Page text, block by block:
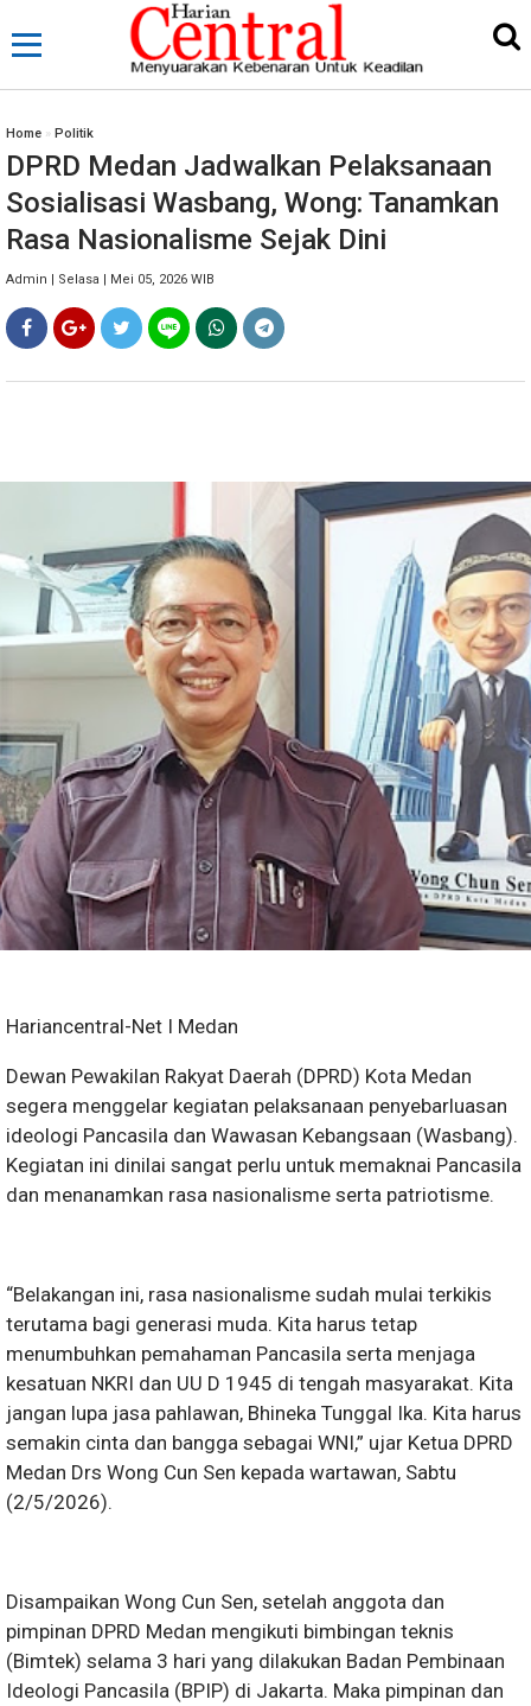
Home » Politik
DPRD Medan Jadwalkan Pelaksanaan
Sosialisasi Wasbang, Wong: Tanamkan
Rasa Nasionalisme Sejak Dini
Admin | Selasa | Mei 05, 2026 WIB
Hariancentral-Net I Medan
Dewan Pewakilan Rakyat Daerah (DPRD) Kota Medan
segera menggelar kegiatan pelaksanaan penyebarluasan
ideologi Pancasila dan Wawasan Kebangsaan (Wasbang).
Kegiatan ini dinilai sangat perlu untuk memaknai Pancasila
dan menanamkan rasa nasionalisme serta patriotisme.
“Belakangan ini, rasa nasionalisme sudah mulai terkikis
terutama bagi generasi muda. Kita harus tetap
menumbuhkan pemahaman Pancasila serta menjaga
kesatuan NKRI dan UU D 1945 di tengah masyarakat. Kita
jangan lupa jasa pahlawan, Bhineka Tunggal Ika. Kita harus
semakin cinta dan bangga sebagai WNI,” ujar Ketua DPRD
Medan Drs Wong Cun Sen kepada wartawan, Sabtu
(2/5/2026).
Disampaikan Wong Cun Sen, setelah anggota dan
pimpinan DPRD Medan mengikuti bimbingan teknis
(Bimtek) selama 3 hari yang dilakukan Badan Pembinaan
Ideologi Pancasila (BPIP) di Jakarta. Maka pimpinan dan